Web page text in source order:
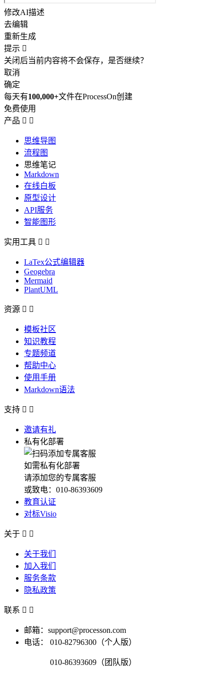
修改AI描述
去编辑
重新生成
提示 
关闭后当前内容将不会保存，是否继续？
取消
确定
每天有100,000+文件在ProcessOn创建
免费使用
产品  
思维导图
流程图
思维笔记
Markdown
在线白板
原型设计
API服务
智能图形
实用工具  
LaTex公式编辑器
Geogebra
Mermaid
PlantUML
资源  
模板社区
知识教程
专题频道
帮助中心
使用手册
Markdown语法
支持  
邀请有礼
私有化部署
如需私有化部署
请添加您的专属客服
或致电：010-86393609
教育认证
对标Visio
关于  
关于我们
加入我们
服务条款
隐私政策
联系  
邮箱：support@processon.com
电话：
010-82796300（个人版）
010-86393609（团队版）